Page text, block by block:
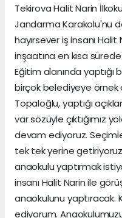
Tekirova Halit Narin
Jandarma Karakolu'nu
hayırsever iş insanı
inşaatına en kısa
Eğitim alanında yaptığı
birçok belediyeye
Topaloğlu, yaptığı
var sözüyle çıktığımız
devam ediyoruz.
tek tek yerine
anaokulu yaptırmak
insanı Halit Narin ile
anaokulunu yaptıracak.
ediyorum.